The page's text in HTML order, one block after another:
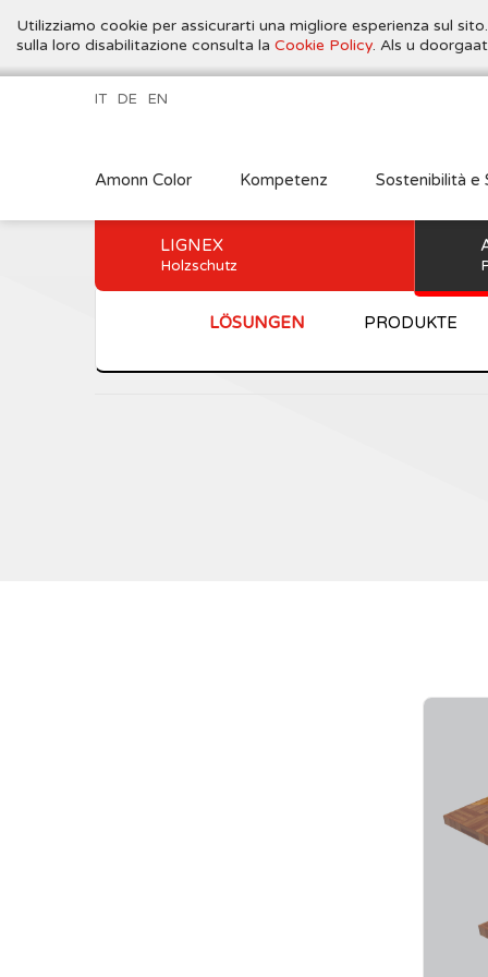
Utilizziamo cookie per assicurarti una migliore esperienza sul
sulla loro disabilitazione consulta la Cookie Policy. Als u
Amonn Color Kompetenz Sostenibilità e
IT DE EN
LIGNEX
Holzschutz
LÖSUNGEN PRODUKTE